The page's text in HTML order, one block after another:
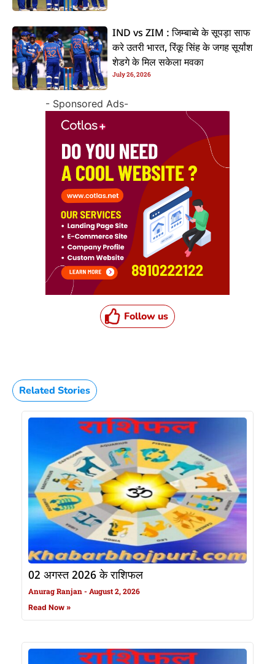
IND vs ZIM : जिम्बाब्वे के सूपड़ा साफ
करे उतरी भारत, रिंकू सिंह के जगह सूर्यांश
शेडगे के मिल सकेला मवका
July 26, 2026
- Sponsored Ads-
Follow us
Related Stories
02 अगस्त 2026 के राशिफल
Anurag Ranjan August 2, 2026
Read Now »